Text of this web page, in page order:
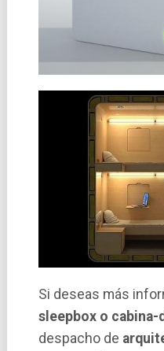
Si deseas más
sleepbox o
despacho de